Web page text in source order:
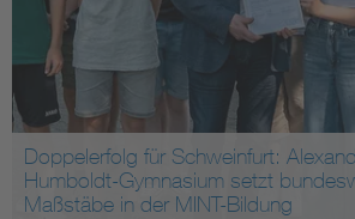
Assisted Living
Electromobility
Energy efficiency
Doppelerfolg für Schweinfurt:
Humboldt-Gymnasium setzt
Maßstäbe in der MINT-Bildung